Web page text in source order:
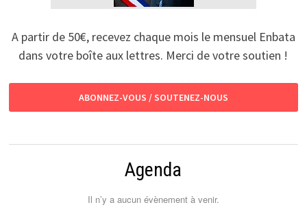
A partir de 50€, recevez chaque mois le mensuel Enbata
dans votre boîte aux lettres. Merci de votre soutien !
ABONNEZ-VOUS / SOUTENEZ-NOUS
Agenda
Il n’y a aucun évènement à venir.